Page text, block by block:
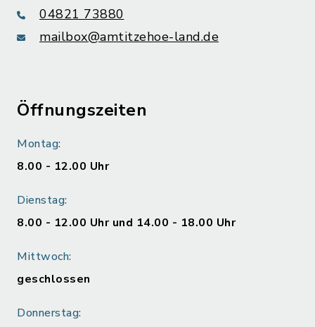
04821 73880
mailbox@amtitzehoe-land.de
Öffnungszeiten
Montag:
8.00 - 12.00 Uhr
Dienstag:
8.00 - 12.00 Uhr und 14.00 - 18.00 Uhr
Mittwoch:
geschlossen
Donnerstag: